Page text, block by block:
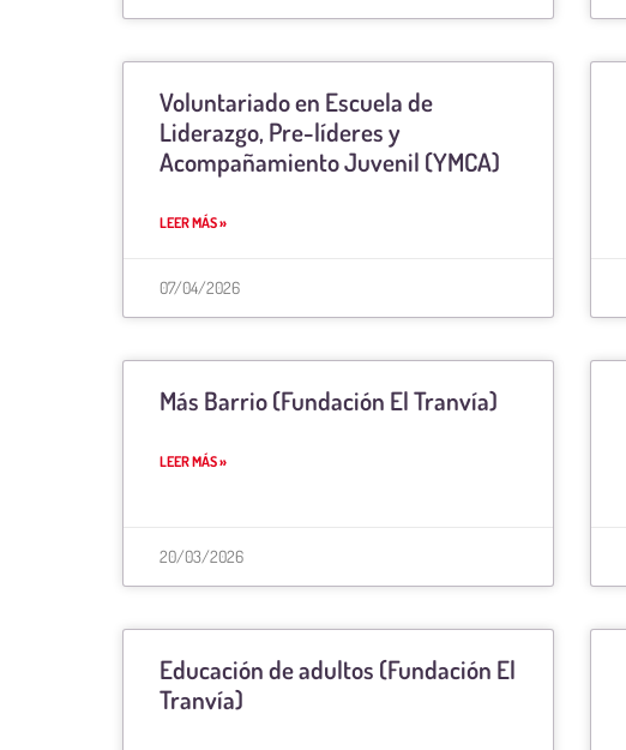
Voluntariado en Escuela de
Liderazgo, Pre-líderes y
Acompañamiento Juvenil (YMCA)
LEER MÁS »
07/04/2026
Más Barrio (Fundación El Tranvía)
LEER MÁS »
20/03/2026
Educación de adultos (Fundación El
Tranvía)